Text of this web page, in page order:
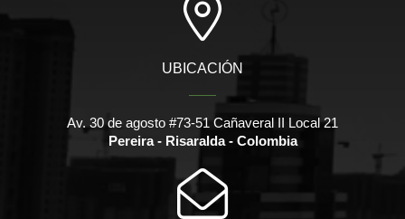
UBICACIÓN
Av. 30 de agosto #73-51 Cañaveral II Local 21
Pereira - Risaralda - Colombia